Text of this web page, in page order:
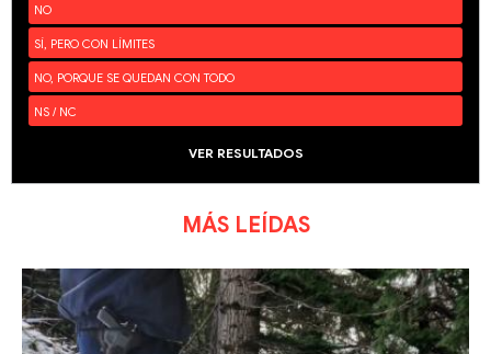
NO
SÍ, PERO CON LÍMITES
NO, PORQUE SE QUEDAN CON TODO
NS / NC
VER RESULTADOS
MÁS LEÍDAS